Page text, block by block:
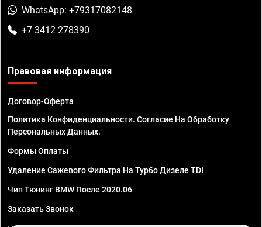
WhatsApp: +79317082148
+7 3412 278390
Правовая информация
Договор-Оферта
Политика Конфиденциальности. Согласие На Обработку
Персональных Данных.
Формы Оплаты
Удаление Сажевого Фильтра На Турбо Дизеле TDI
Чип Тюнинг BMW После 2020.06
Заказать Звонок